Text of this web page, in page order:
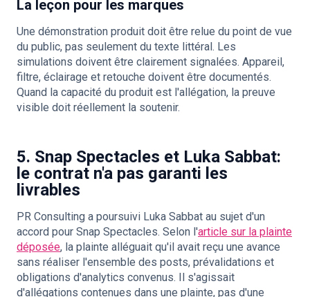
La leçon pour les marques
Une démonstration produit doit être relue du point de vue
du public, pas seulement du texte littéral. Les
simulations doivent être clairement signalées. Appareil,
filtre, éclairage et retouche doivent être documentés.
Quand la capacité du produit est l'allégation, la preuve
visible doit réellement la soutenir.
5. Snap Spectacles et Luka Sabbat:
le contrat n'a pas garanti les
livrables
PR Consulting a poursuivi Luka Sabbat au sujet d'un
accord pour Snap Spectacles. Selon l'article sur la plainte
déposée, la plainte alléguait qu'il avait reçu une avance
sans réaliser l'ensemble des posts, prévalidations et
obligations d'analytics convenus. Il s'agissait
d'allégations contenues dans une plainte, pas d'une